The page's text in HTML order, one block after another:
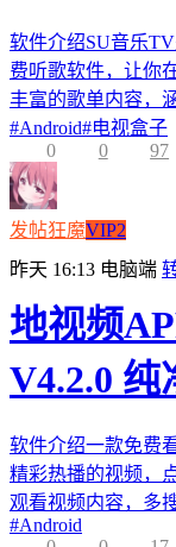
软件介绍SU音乐
费听歌软件，让你
丰富的歌单内容，
#Android#电视盒子
0
0 97
发帖狂魔VIP2
昨天 16:13 电脑端
地视频
V4.2.0 纯
软件介绍一款免费
精彩热播的视频，
观看视频内容，多
#Android